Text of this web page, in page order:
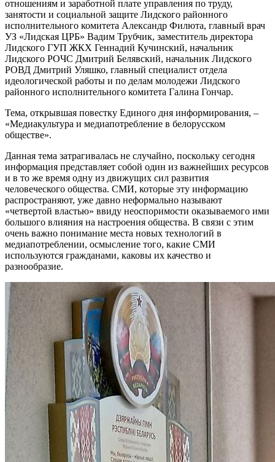
отношениям и заработной плате управления по труду,
занятости и социальной защите Лидского районного
исполнительного комитета Александр Филюта, главный врач
УЗ «Лидская ЦРБ» Вадим Трубчик, заместитель директора
Лидского ГУП ЖКХ Геннадий Кучинский, начальник
Лидского РОЧС Дмитрий Белявский, начальник Лидского
РОВД Дмитрий Уляшко, главный специалист отдела
идеологической работы и по делам молодежи Лидского
районного исполнительного комитета Галина Гончар.
Тема, открывшая повестку Единого дня информирования, –
«Медиакультура и медиапотребление в белорусском
обществе».
Данная тема затрагивалась не случайно, поскольку сегодня
информация представляет собой один из важнейших ресурсов
и в то же время одну из движущих сил развития
человеческого общества. СМИ, которые эту информацию
распространяют, уже давно неформально называют
«четвертой властью» ввиду неоспоримости оказываемого ими
большого влияния на настроения общества. В связи с этим
очень важно понимание места новых технологий в
медиапотреблении, осмысление того, какие СМИ
используются гражданами, каковы их качество и
разнообразие.